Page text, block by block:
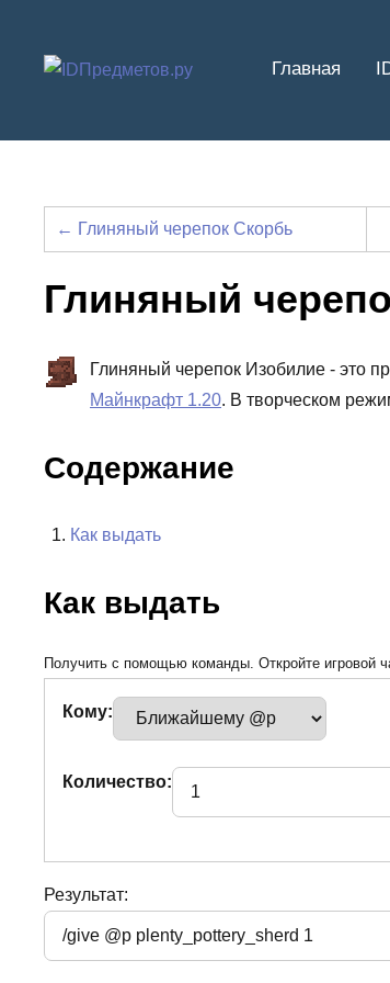
содержимому
Главная
← Глиняный черепок Скорбь
Глиняный
Глиняный черепок Изобилие - это
Майнкрафт 1.20. В творческом
Содержание
Как выдать
Как выдать
Получить с помощью команды. Откройте игровой
Кому:
Количество:
Результат: